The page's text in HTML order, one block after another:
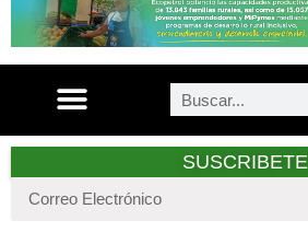
SUSCRIBETE